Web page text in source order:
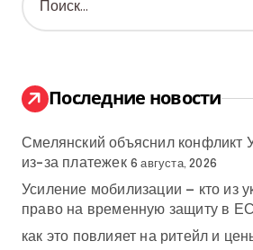
а
:
Последние новости
Смелянский объяснил конфликт
из-за платежек 6 августа, 2026
Усиление мобилизации — кто из
право на временную защиту в ЕС
как это повлияет на ритейл и